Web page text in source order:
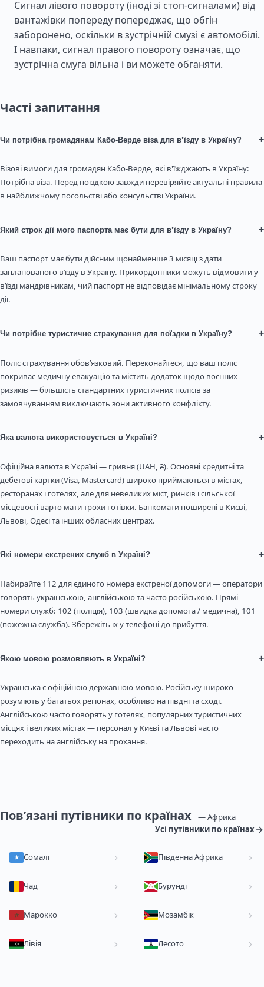
Сигнал лівого повороту (іноді зі стоп-сигналами) від
вантажівки попереду попереджає, що обгін
заборонено, оскільки в зустрічній смузі є автомобілі.
І навпаки, сигнал правого повороту означає, що
зустрічна смуга вільна і ви можете обганяти.
Часті запитання
Чи потрібна громадянам Кабо-Верде віза для в’їзду в Україну? +
Візові вимоги для громадян Кабо-Верде, які в'їжджають в Україну:
Потрібна віза. Перед поїздкою завжди перевіряйте актуальні правила
в найближчому посольстві або консульстві України.
Який строк дії мого паспорта має бути для в’їзду в Україну? +
Ваш паспорт має бути дійсним щонайменше 3 місяці з дати
запланованого в’їзду в Україну. Прикордонники можуть відмовити у
в’їзді мандрівникам, чий паспорт не відповідає мінімальному строку
дії.
Чи потрібне туристичне страхування для поїздки в Україну? +
Поліс страхування обов’язковий. Переконайтеся, що ваш поліс
покриває медичну евакуацію та містить додаток щодо воєнних
ризиків — більшість стандартних туристичних полісів за
замовчуванням виключають зони активного конфлікту.
Яка валюта використовується в Україні? +
Офіційна валюта в Україні — гривня (UAH, ₴). Основні кредитні та
дебетові картки (Visa, Mastercard) широко приймаються в містах,
ресторанах і готелях, але для невеликих міст, ринків і сільської
місцевості варто мати трохи готівки. Банкомати поширені в Києві,
Львові, Одесі та інших обласних центрах.
Які номери екстрених служб в Україні? +
Набирайте 112 для єдиного номера екстреної допомоги — оператори
говорять українською, англійською та часто російською. Прямі
номери служб: 102 (поліція), 103 (швидка допомога / медична), 101
(пожежна служба). Збережіть їх у телефоні до прибуття.
Якою мовою розмовляють в Україні? +
Українська є офіційною державною мовою. Російську широко
розуміють у багатьох регіонах, особливо на півдні та сході.
Англійською часто говорять у готелях, популярних туристичних
місцях і великих містах — персонал у Києві та Львові часто
переходить на англійську на прохання.
Пов’язані путівники по країнах
— Африка
Усі путівники по країнах
Сомалі Південна Африка
Чад Бурунді
Марокко Мозамбік
Лівія Лесото